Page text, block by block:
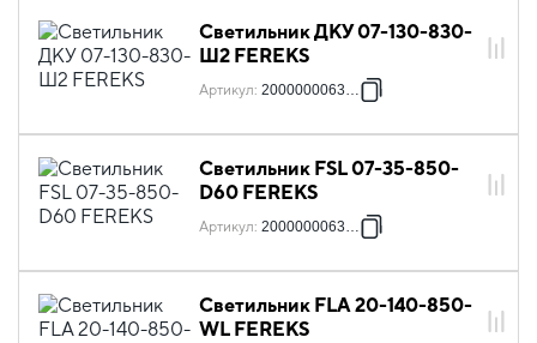
Светильник ДКУ 07-130-830-
Ш2 FEREKS
Артикул: 2000000063676
Светильник FSL 07-35-850-
D60 FEREKS
Артикул: 2000000063775
Светильник FLA 20-140-850-
WL FEREKS